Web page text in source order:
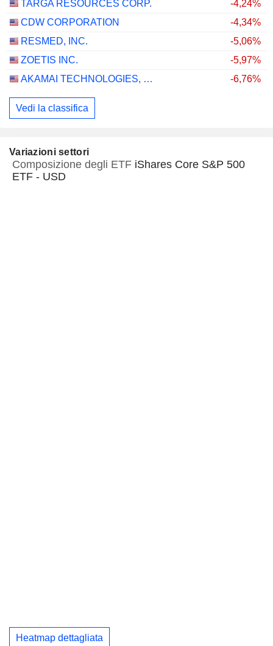
TARGA RESOURCES CORP.
-4,24%
CDW CORPORATION
-4,34%
RESMED, INC.
-5,06%
ZOETIS INC.
-5,97%
AKAMAI TECHNOLOGIES, INC.
-6,76%
Vedi la classifica
Variazioni settori
Composizione degli ETF iShares Core S&P 500
ETF - USD
Heatmap dettagliata